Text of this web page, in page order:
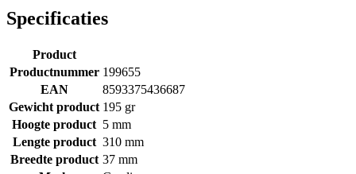
Specificaties
Product
Productnummer 199655
EAN
8593375436687
Gewicht product 195 gr
Hoogte product 5 mm
Lengte product 310 mm
Breedte product 37 mm